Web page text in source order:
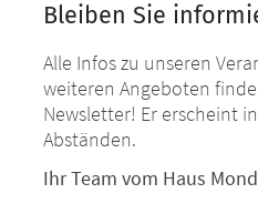
Bleiben Sie
Alle Infos zu unseren
weiteren Angeboten
Newsletter! Er erscheint
Abständen.
Ihr Team vom Haus